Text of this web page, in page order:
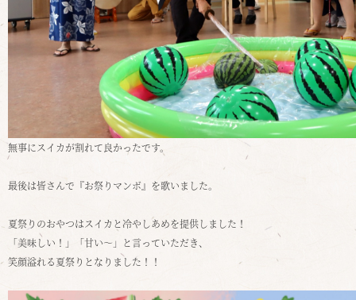
無事にスイカが割れて良かったです。
最後は皆さんで『お祭りマンボ』を歌いました。
夏祭りのおやつはスイカと冷やしあめを提供しました！
「美味しい！」「甘い～」と言っていただき、
笑顔溢れる夏祭りとなりました！！